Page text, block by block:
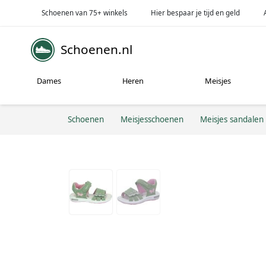
Schoenen van 75+ winkels Hier bespaar je tijd en geld
Schoenen.nl
Dames Heren Meisjes
Schoenen Meisjesschoenen Meisjes sandalen